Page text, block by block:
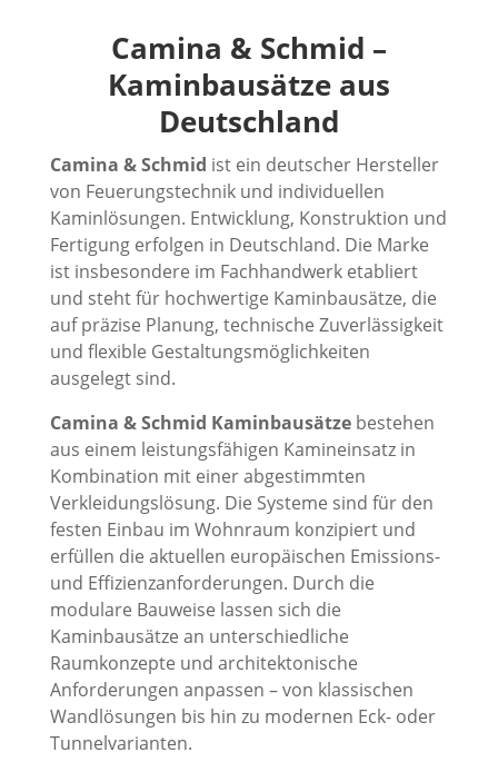
Camina & Schmid –
Kaminbausätze aus
Deutschland
Camina & Schmid ist ein deutscher Hersteller
von Feuerungstechnik und individuellen
Kaminlösungen. Entwicklung, Konstruktion und
Fertigung erfolgen in Deutschland. Die Marke
ist insbesondere im Fachhandwerk etabliert
und steht für hochwertige Kaminbausätze, die
auf präzise Planung, technische Zuverlässigkeit
und flexible Gestaltungsmöglichkeiten
ausgelegt sind.
Camina & Schmid Kaminbausätzebestehen
aus einem leistungsfähigen Kamineinsatz in
Kombination mit einer abgestimmten
Verkleidungslösung. Die Systeme sind für den
festen Einbau im Wohnraum konzipiert und
erfüllen die aktuellen europäischen Emissions-
und Effizienzanforderungen. Durch die
modulare Bauweise lassen sich die
Kaminbausätze an unterschiedliche
Raumkonzepte und architektonische
Anforderungen anpassen – von klassischen
Wandlösungen bis hin zu modernen Eck- oder
Tunnelvarianten.